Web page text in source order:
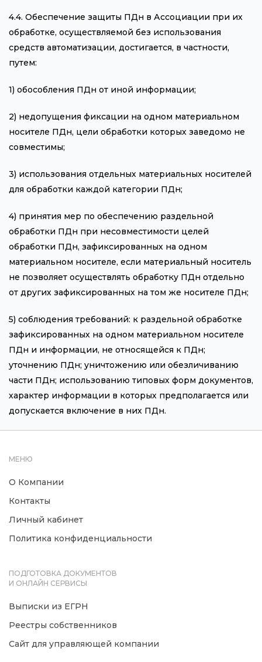
4.4. Обеспечение защиты ПДн в Ассоциации при их
обработке, осуществляемой без использования
средств автоматизации, достигается, в частности,
путем:
1) обособления ПДн от иной информации;
2) недопущения фиксации на одном материальном
носителе ПДн, цели обработки которых заведомо не
совместимы;
3) использования отдельных материальных носителей
для обработки каждой категории ПДн;
4) принятия мер по обеспечению раздельной
обработки ПДн при несовместимости целей
обработки ПДн, зафиксированных на одном
материальном носителе, если материальный носитель
не позволяет осуществлять обработку ПДн отдельно
от других зафиксированных на том же носителе ПДн;
5) соблюдения требований: к раздельной обработке
зафиксированных на одном материальном носителе
ПДн и информации, не относящейся к ПДн;
уточнению ПДн; уничтожению или обезличиванию
части ПДн; использованию типовых форм документов,
характер информации в которых предполагается или
допускается включение в них ПДн.
МЕНЮ
О Компании
Контакты
Личный кабинет
Политика конфиденциальности
ПОДГОТОВКА ДОКУМЕНТОВ
И ОНЛАЙН СЕРВИСЫ
Выписки из ЕГРН
Реестры собственников
Сайт для управляющей компании